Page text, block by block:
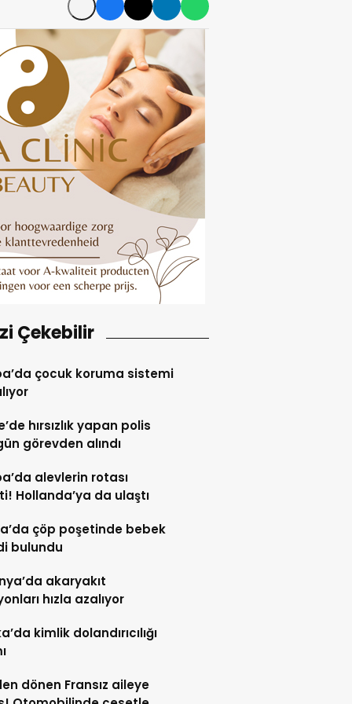
Çekebilir
çocuk koruma sistemi
hırsızlık yapan polis
görevden alındı
alevlerin rotası
Hollanda’ya da ulaştı
çöp poşetinde bebek
bulundu
akaryakıt
hızla azalıyor
kimlik dolandırıcılığı
dönen Fransız aileye